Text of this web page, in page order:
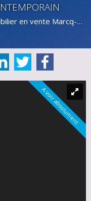
en vente Marcq-en-Baroeul
A voir absolument